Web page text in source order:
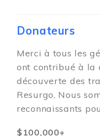
Donateurs
Merci à tous les
ont contribué à la
découverte des
Resurgo. Nous
reconnaissants
$100,000+